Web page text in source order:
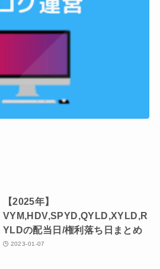
【2025年】
VYM,HDV,SPYD,QYLD,XYLD,R
YLDの配当日/権利落ち日まとめ
2023-01-07